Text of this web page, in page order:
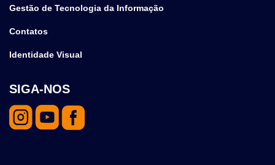
Gestão de Tecnologia da Informação
Contatos
Identidade Visual
SIGA-NOS